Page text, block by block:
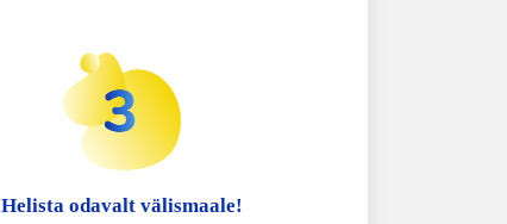
Helista odavalt välismaale!